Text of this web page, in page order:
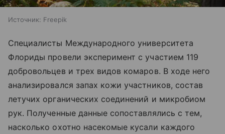
Источник: Freepik
Специалисты Международного университета
Флориды провели эксперимент с участием 119
добровольцев и трех видов комаров. В ходе него
анализировался запах кожи участников, состав
летучих органических соединений и микробиом
рук. Полученные данные сопоставлялись с тем,
насколько охотно насекомые кусали каждого